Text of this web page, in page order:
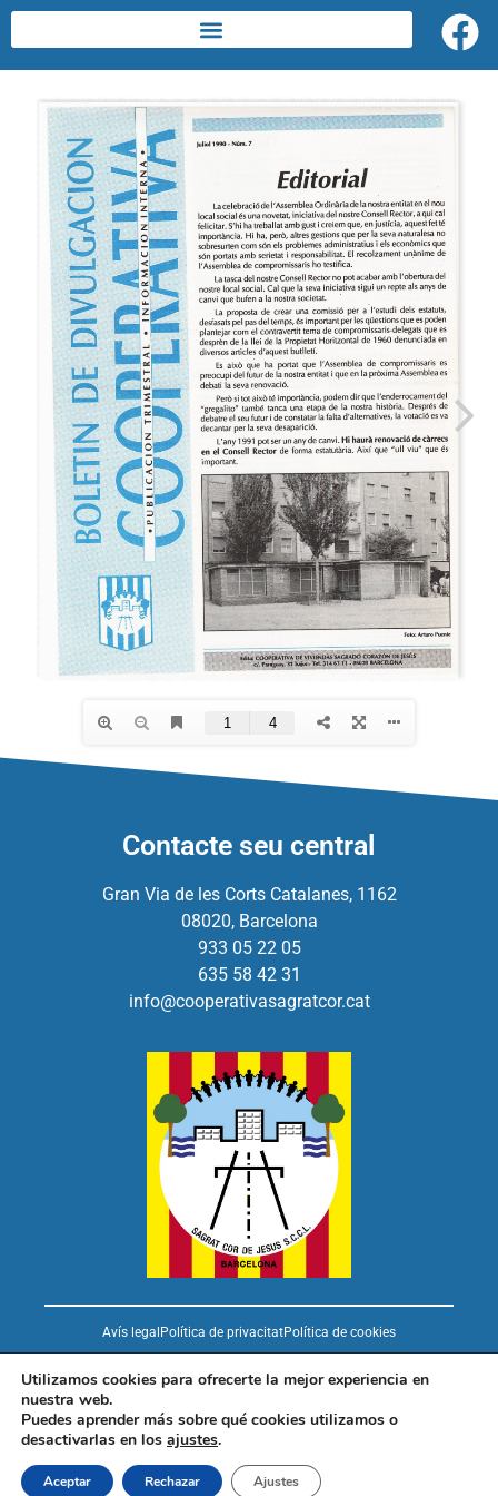
Contacte seu central
Gran Via de les Corts Catalanes, 1162
08020, Barcelona
933 05 22 05
635 58 42 31
info@cooperativasagratcor.cat
Avís legalPolítica de privacitatPolítica de cookies
Utilizamos cookies para ofrecerte la mejor experiencia en
nuestra web.
Puedes aprender más sobre qué cookies utilizamos o
desactivarlas en los ajustes.
Aceptar Rechazar Ajustes